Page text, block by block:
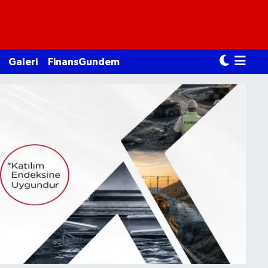
Galeri FinansGundem